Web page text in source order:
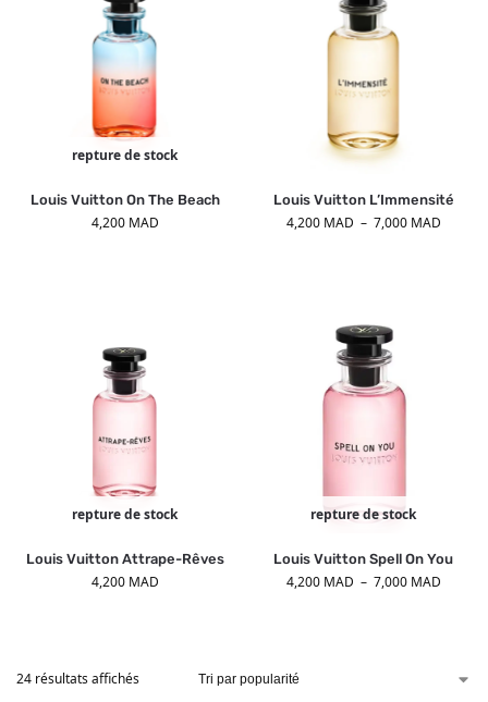
repture de stock
Louis Vuitton On The Beach
4,200 MAD
Louis Vuitton L’Immensité
4,200 MAD – 7,000 MAD
repture de stock
Louis Vuitton Attrape-Rêves
4,200 MAD
repture de stock
Louis Vuitton Spell On You
4,200 MAD – 7,000 MAD
24 résultats affichés